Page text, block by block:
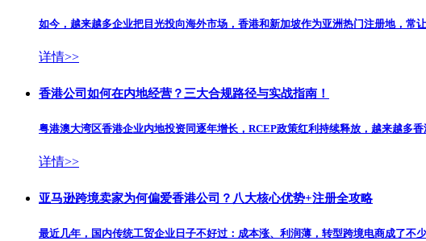
如今，越来越多企业把目光投向海外市场，香港和新加坡作为亚洲热门注册地，
详情>>
香港公司如何在内地经营？三大合规路径与实战指南！
粤港澳大湾区香港企业内地投资同逐年增长，RCEP政策红利持续释放，越来越多
详情>>
亚马逊跨境卖家为何偏爱香港公司？八大核心优势+注册全攻略
最近几年，国内传统工贸企业日子不好过：成本涨、利润薄，转型跨境电商成了